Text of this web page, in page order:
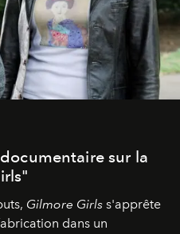
sur la
Gilmore Girls s'apprête
dans un